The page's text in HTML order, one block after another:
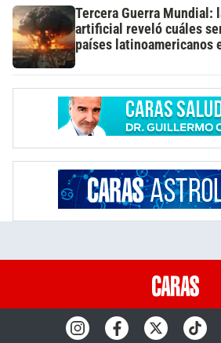
Tercera Guerra Mundial:
artificial reveló cuáles
países latinoamericanos